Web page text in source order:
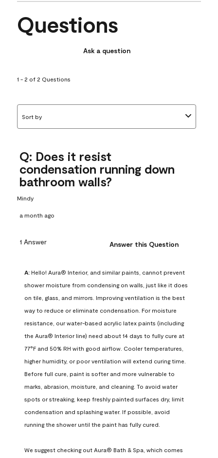
Questions
Ask a question
1 - 2 of 2 Questions
Sort by
Q: Does it resist
condensation running down
bathroom walls?
Mindy
a month ago
1 Answer Answer this Question
A: Hello! Aura® Interior, and similar paints, cannot prevent
shower moisture from condensing on walls, just like it does
on tile, glass, and mirrors. Improving ventilation is the best
way to reduce or eliminate condensation. For moisture
resistance, our water-based acrylic latex paints (including
the Aura® Interior line) need about 14 days to fully cure at
77°F and 50% RH with good airflow. Cooler temperatures,
higher humidity, or poor ventilation will extend curing time.
Before full cure, paint is softer and more vulnerable to
marks, abrasion, moisture, and cleaning. To avoid water
spots or streaking, keep freshly painted surfaces dry, limit
condensation and splashing water. If possible, avoid
running the shower until the paint has fully cured.
We suggest checking out Aura® Bath & Spa, which comes